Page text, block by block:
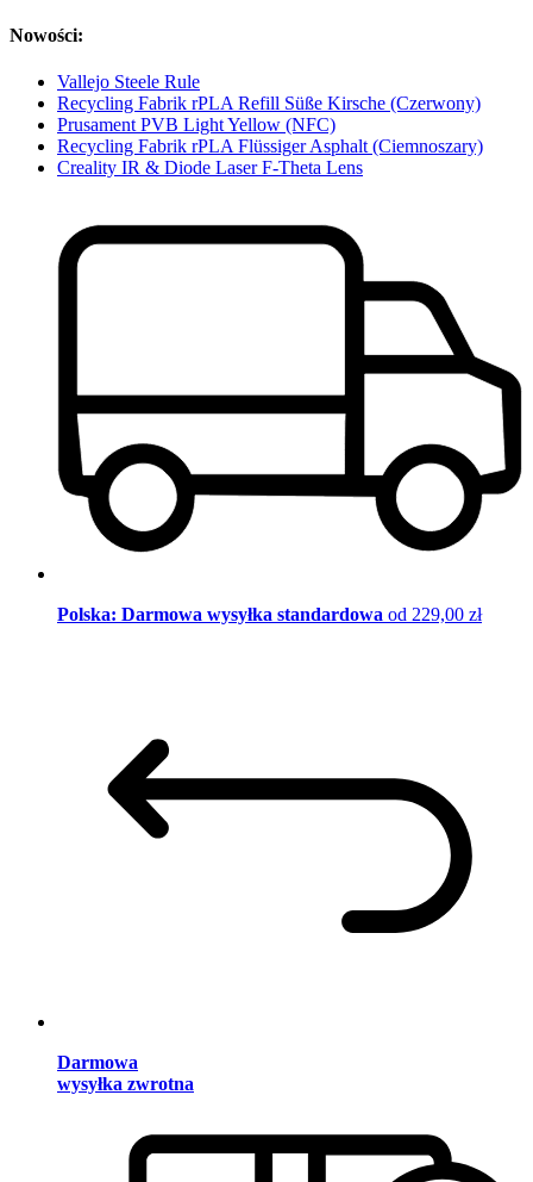
Nowości:
Vallejo Steele Rule
Recycling Fabrik rPLA Refill Süße Kirsche (Czerwony)
Prusament PVB Light Yellow (NFC)
Recycling Fabrik rPLA Flüssiger Asphalt (Ciemnoszary)
Creality IR & Diode Laser F-Theta Lens
Polska: Darmowa wysyłka standardowa od 229,00 zł
Darmowa
wysyłka zwrotna